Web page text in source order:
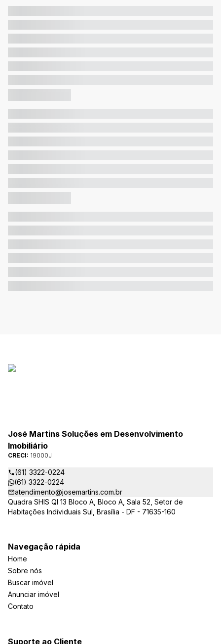
José Martins Soluções em Desenvolvimento
Imobiliário
CRECI: 19000J
(61) 3322-0224
(61) 3322-0224
atendimento@josemartins.com.br
Quadra SHIS QI 13 Bloco A, Bloco A, Sala 52, Setor de
Habitações Individuais Sul, Brasília - DF - 71635-160
Navegação rápida
Home
Sobre nós
Buscar imóvel
Anunciar imóvel
Contato
Suporte ao Cliente